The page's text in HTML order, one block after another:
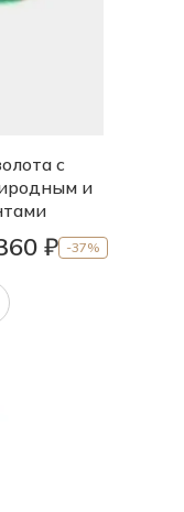
с
и
₽ -37%